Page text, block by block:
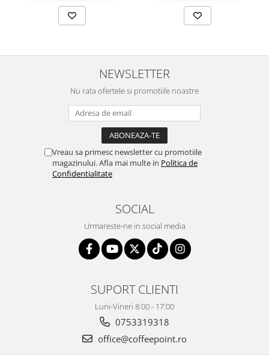
NEWSLETTER
Nu rata ofertele si promotiile noastre
Vreau sa primesc newsletter cu promotiile
magazinului. Afla mai multe in Politica de
Confidentialitate
SOCIAL
Urmareste-ne in social media
SUPORT CLIENTI
Luni-Vineri 8:00 - 17:00
0753319318
office@coffeepoint.ro